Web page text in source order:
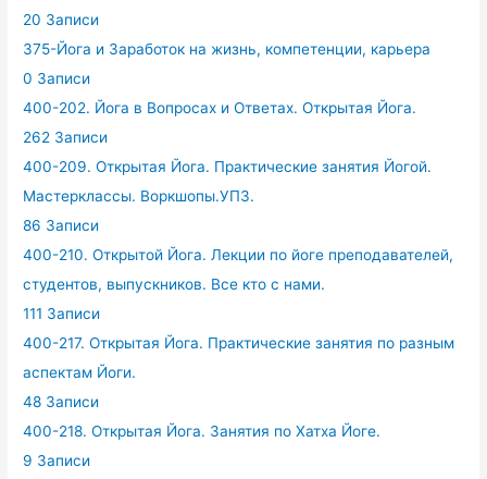
20 Записи
375-Йога и Заработок на жизнь, компетенции, карьера
0 Записи
400-202. Йога в Вопросах и Ответах. Открытая Йога.
262 Записи
400-209. Открытая Йога. Практические занятия Йогой.
Мастерклассы. Воркшопы.УПЗ.
86 Записи
400-210. Открытой Йога. Лекции по йоге преподавателей,
студентов, выпускников. Все кто с нами.
111 Записи
400-217. Открытая Йога. Практические занятия по разным
аспектам Йоги.
48 Записи
400-218. Открытая Йога. Занятия по Хатха Йоге.
9 Записи